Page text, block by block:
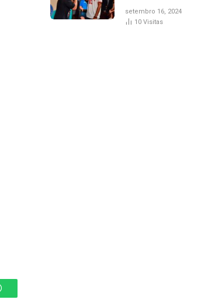
venda de comidas
típicas no Mercado
setembro 16, 2024
10 Visitas